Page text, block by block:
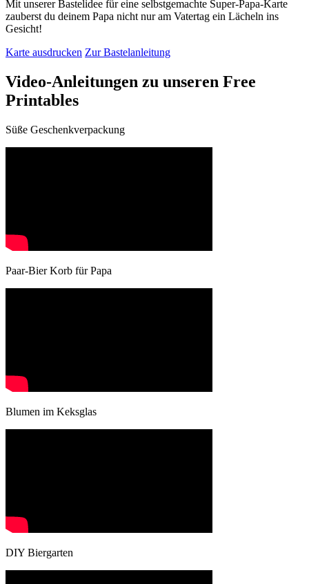
Mit unserer Bastelidee für eine selbstgemachte Super-Papa-Karte
zauberst du deinem Papa nicht nur am Vatertag ein Lächeln ins
Gesicht!
Karte ausdrucken Zur Bastelanleitung
Video-Anleitungen zu unseren Free
Printables
Süße Geschenkverpackung
Paar-Bier Korb für Papa
Blumen im Keksglas
DIY Biergarten